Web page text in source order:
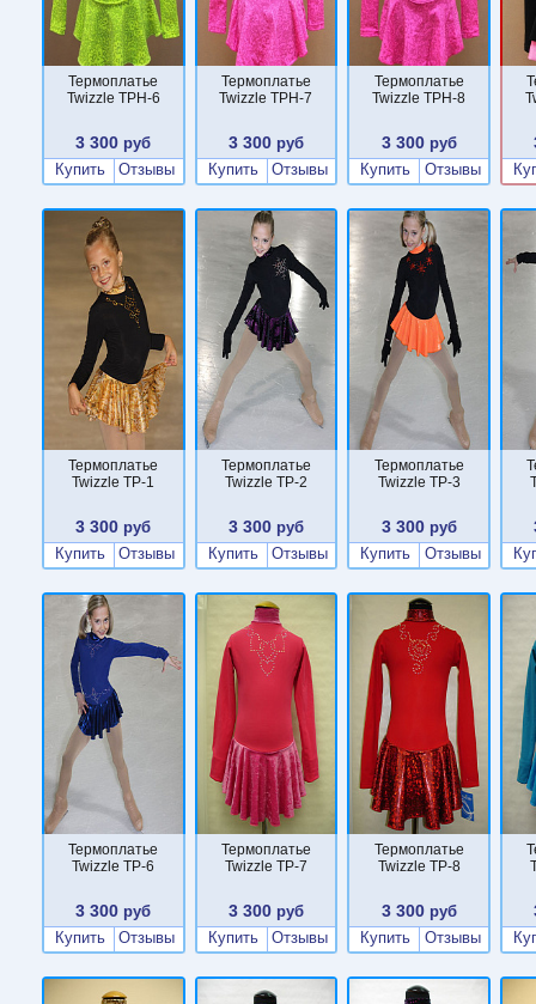
Термоплатье
Twizzle TPН-6
3 300 руб
Купить
Отзывы
Термоплатье
Twizzle TPН-7
3 300 руб
Купить
Отзывы
Термоплатье
Twizzle TPН-8
3 300руб
Купить
Отзывы
Термоплатье
Twizzle TP-1
3 300 руб
Купить
Отзывы
Термоплатье
Twizzle TP-2
3 300 руб
Купить
Отзывы
Термоплатье
Twizzle TP-3
3 300руб
Купить
Отзывы
Термоплатье
Twizzle TP-6
3 300 руб
Купить
Отзывы
Термоплатье
Twizzle TP-7
3 300 руб
Купить
Отзывы
Термоплатье
Twizzle TP-8
3 300руб
Купить
Отзывы